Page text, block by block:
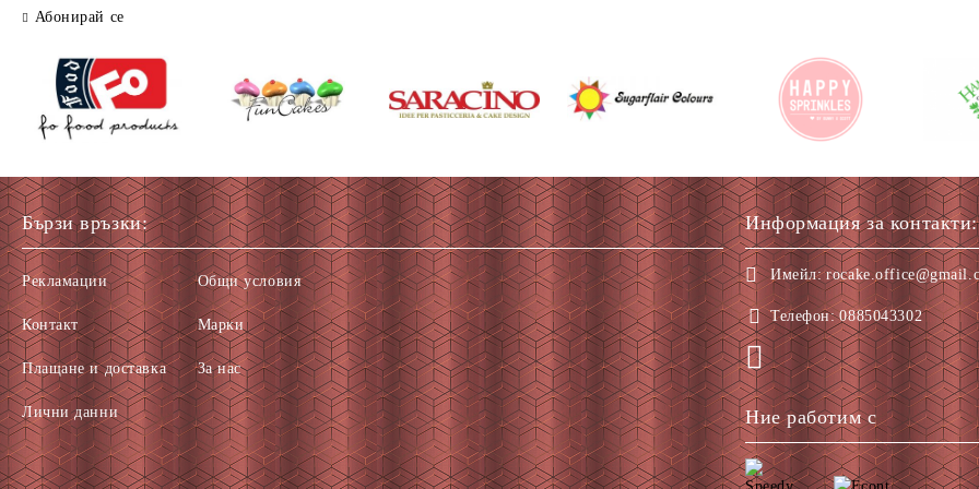
Абонирай се
Бързи връзки:
Рекламации
Контакт
Плащане и доставка
Лични данни
Общи условия
Марки
За нас
Информация за контакти:
Имейл:
Телефон: 0885043302
Ние работим с